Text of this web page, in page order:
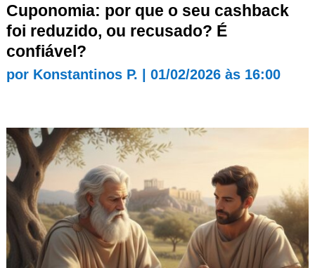
Cuponomia: por que o seu cashback
foi reduzido, ou recusado? É
confiável?
por Konstantinos P. 01/02/2026 às 16:00